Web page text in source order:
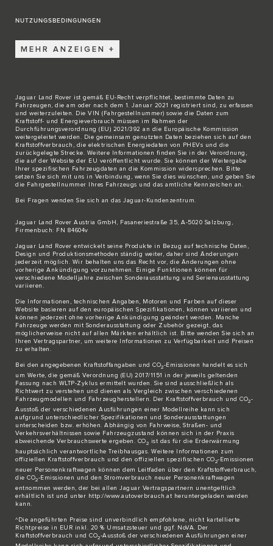
NUTZUNGSBEDINGUNGEN
MEHR ANZEIGEN
Jaguar Land Rover ist gemäß EU-Recht verpflichtet, bestimmte Daten zu
Fahrzeugen, die am oder nach dem 1. Januar 2021 registriert sind, zu erfassen
und weiterzuleiten. Die VIN (Fahrgestellnummer) sowie die Daten zum
Kraftstoff- und Energieverbrauch müssen im Rahmen der
Durchführungsverordnung (EU) 2021/392 an die Europäische Kommission
weitergeleitet werden. Die gemeinsam genutzten Daten beziehen sich auf den
Kraftstoffverbrauch, die elektrischen Energiedaten von PHEVs und die
zurückgelegte Strecke. Weitere Informationen finden Sie in der Verordnung,
die auf der Website der EU veröffentlicht wurde. Sie können der Weitergabe
Ihrer spezifischen Fahrzeugdaten an die Kommission widersprechen. Bitte
setzen Sie sich mit uns in Verbindung , wenn Sie dies wünschen, und geben Sie
die Fahrgestellnummer Ihres Fahrzeugs und das amtliche Kennzeichen an.
Bei Fragen wenden Sie sich an das Jaguar-Kundenzentrum.
Jaguar Land Rover Austria GmbH, Fasaneriestraße 35, A-5020 Salzburg,
Firmenbuch: FN 84604v
Jaguar Land Rover entwickelt seine Produkte in Bezug auf technische Daten,
Design und Produktionsmethoden ständig weiter, daher sind Änderungen
jederzeit möglich. Wir behalten uns das Recht vor, die Änderungen ohne
vorherige Ankündigung vorzunehmen. Einige Funktionen können für
verschiedene Modelljahre zwischen Sonderausstattung und Serienausstattung
variieren.
Die Informationen, technischen Angaben, Motoren und Farben auf dieser
Website basieren auf den europäischen Spezifikationen, können variieren und
können jederzeit ohne vorherige Ankündigung geändert werden. Manche
Fahrzeuge werden mit Sonderausstattung oder Zubehör gezeigt, das
möglicherweise nicht auf allen Märkten erhältlich ist. Bitte wenden Sie sich an
Ihren Vertragspartner, um weitere Informationen zu Verfügbarkeit und Preisen
zu erhalten.
Bei den angegebenen Kraftstoffangaben und CO2-Emissionen handelt es sich
um Werte, die gemäß Verordnung (EU) 2017/1151 in der jeweils geltenden
Fassung nach WLTP-Zyklus ermittelt wurden. Sie sind ausschließlich als
Richtwert zu verstehen und dienen als Vergleich zwischen verschiedenen
Fahrzeugmodellen und Fahrzeugherstellern. Der Kraftstoffverbrauch und CO2-
Ausstoß der verschiedenen Ausführungen einer Modellreihe kann sich
aufgrund unterschiedlicher Spezifikationen und Sonderausstattungen
unterscheiden bzw. erhöhen. Abhängig von Fahrweise, Straßen- und
Verkehrsverhältnissen sowie Fahrzeugzustand können sich in der Praxis
abweichende Verbrauchswerte ergeben. CO2 ist das für die Erderwärmung
hauptsächlich verantwortliche Treibhausgas. Weitere Informationen zum
offiziellen Kraftstoffverbrauch und den offiziellen spezifischen CO2-Emissionen
neuer Personenkraftwagen können dem Leitfaden über den Kraftstoffverbrauch,
die CO2-Emissionen und den Stromverbrauch neuer Personenkraftwagen
entnommen werden, der bei allen Jaguar Vertragspartnern unentgeltlich
erhältlich ist und unter http://www.autoverbrauch.at heruntergeladen werden
kann.
^Die angeführten Preise sind unverbindlich empfohlene, nicht kartellierte
Richtpreise in EUR inkl. 20 % Umsatzsteuer und ggf. NoVA. Der
Kraftstoffverbrauch und CO2-Ausstoß der verschiedenen Ausführungen einer